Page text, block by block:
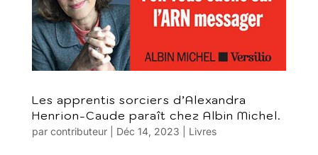
Les apprentis sorciers d’Alexandra
Henrion-Caude paraît chez Albin Michel.
par contributeur| Déc 14, 2023 Livres